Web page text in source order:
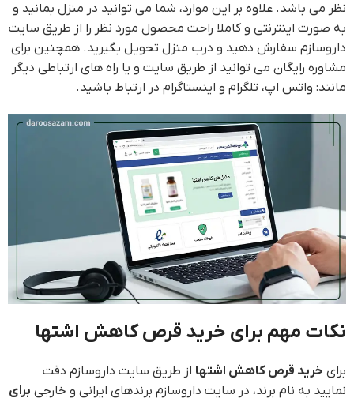
نظر می باشد. علاوه بر این موارد، شما می توانید در منزل بمانید و
به صورت اینترنتی و کاملا راحت محصول مورد نظر را از طریق سایت
داروسازم سفارش دهید و درب منزل تحویل بگیرید. همچنین برای
مشاوره رایگان می توانید از طریق سایت و یا راه های ارتباطی دیگر
مانند: واتس اپ، تلگرام و اینستاگرام در ارتباط باشید.
نکات مهم برای خرید قرص کاهش اشتها
برای خرید قرص کاهش اشتها از طریق سایت داروسازم دقت
نمایید به نام برند، در سایت داروسازم برندهای ایرانی و خارجی برای